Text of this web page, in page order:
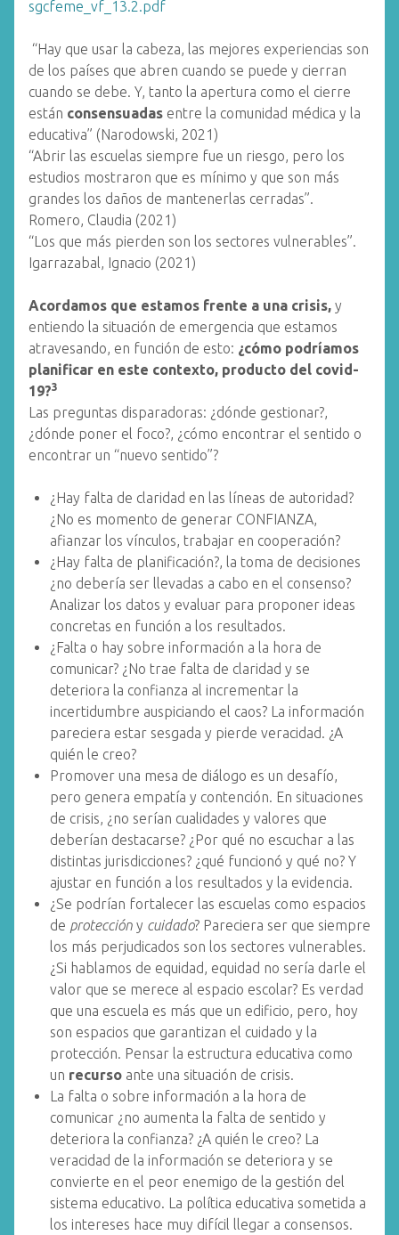
sgcfeme_vf_13.2.pdf
“Hay que usar la cabeza, las mejores experiencias son
de los países que abren cuando se puede y cierran
cuando se debe. Y, tanto la apertura como el cierre
están consensuadas entre la comunidad médica y la
educativa” (Narodowski, 2021)
“Abrir las escuelas siempre fue un riesgo, pero los
estudios mostraron que es mínimo y que son más
grandes los daños de mantenerlas cerradas”.
Romero, Claudia (2021)
“Los que más pierden son los sectores vulnerables”.
Igarrazabal, Ignacio (2021)
Acordamos que estamos frente a una crisis, y
entiendo la situación de emergencia que estamos
atravesando, en función de esto: ¿cómo podríamos
planificar en este contexto, producto del covid-
19?3
Las preguntas disparadoras: ¿dónde gestionar?,
¿dónde poner el foco?, ¿cómo encontrar el sentido o
encontrar un “nuevo sentido”?
¿Hay falta de claridad en las líneas de autoridad?
¿No es momento de generar CONFIANZA,
afianzar los vínculos, trabajar en cooperación?
¿Hay falta de planificación?, la toma de decisiones
¿no debería ser llevadas a cabo en el consenso?
Analizar los datos y evaluar para proponer ideas
concretas en función a los resultados.
¿Falta o hay sobre información a la hora de
comunicar? ¿No trae falta de claridad y se
deteriora la confianza al incrementar la
incertidumbre auspiciando el caos? La información
pareciera estar sesgada y pierde veracidad. ¿A
quién le creo?
Promover una mesa de diálogo es un desafío,
pero genera empatía y contención. En situaciones
de crisis, ¿no serían cualidades y valores que
deberían destacarse? ¿Por qué no escuchar a las
distintas jurisdicciones? ¿qué funcionó y qué no? Y
ajustar en función a los resultados y la evidencia.
¿Se podrían fortalecer las escuelas como espacios
de protección y cuidado? Pareciera ser que siempre
los más perjudicados son los sectores vulnerables.
¿Si hablamos de equidad, equidad no sería darle el
valor que se merece al espacio escolar? Es verdad
que una escuela es más que un edificio, pero, hoy
son espacios que garantizan el cuidado y la
protección. Pensar la estructura educativa como
un recurso ante una situación de crisis.
La falta o sobre información a la hora de
comunicar ¿no aumenta la falta de sentido y
deteriora la confianza? ¿A quién le creo? La
veracidad de la información se deteriora y se
convierte en el peor enemigo de la gestión del
sistema educativo. La política educativa sometida a
los intereses hace muy difícil llegar a consensos.